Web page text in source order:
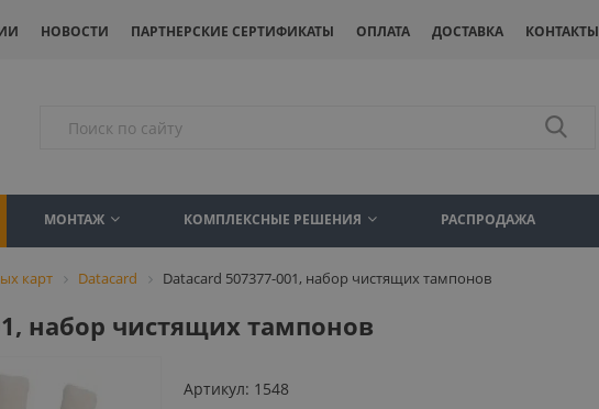
НОВОСТИ ПАРТНЕРСКИЕ СЕРТИФИКАТЫ ОПЛАТА ДОСТАВКА КОНТАКТЫ
МОНТАЖ КОМПЛЕКСНЫЕ РЕШЕНИЯ РАСПРОДАЖА
карт Datacard Datacard 507377-001, набор чистящих тампонов
набор чистящих тампонов
Артикул: 1548